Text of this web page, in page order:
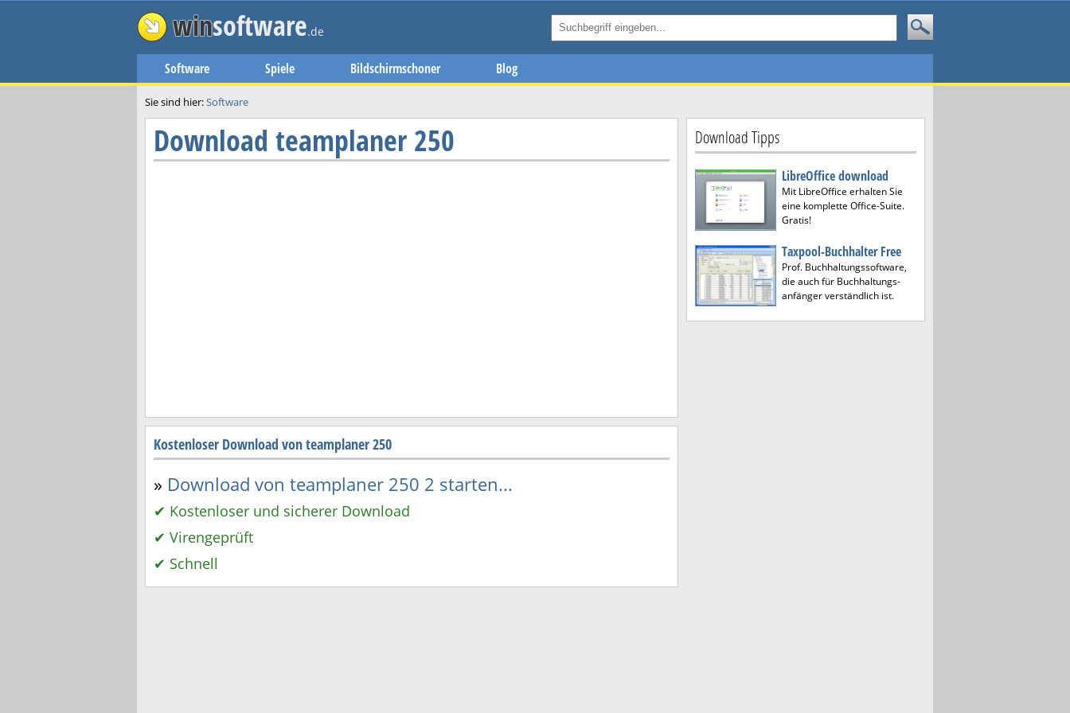
winsoftware.de
Software Spiele Bildschirmschoner Blog
Sie sind hier:Software
Download teamplaner 250
Kostenloser Download von teamplaner 250
» Download von teamplaner 250 2 starten...
✔ Kostenloser und sicherer Download
✔ Virengeprüft
✔ Schnell
Download Tipps
LibreOffice download
Mit LibreOffice erhalten Sie
eine komplette Office-Suite.
Gratis!
Taxpool-Buchhalter Free
Prof. Buchhaltungssoftware,
die auch für Buchhaltungs-
anfänger verständlich ist.